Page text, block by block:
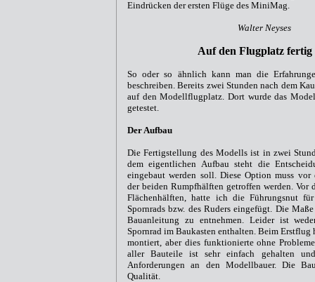
Eindrücken der ersten Flüge des MiniMag.
Walter Neyses
Auf den Flugplatz fertig
So oder so ähnlich kann man die
beschreiben. Bereits zwei Stunden nach dem
auf den Modellflugplatz. Dort wurde das
getestet.
Der Aufbau
Die Fertigstellung des Modells ist in zwei
dem eigentlichen Aufbau steht die
eingebaut werden soll. Diese Option muss vor
der beiden Rumpfhälften getroffen werden. Vor
Flächenhälften, hatte ich die Führungsnut
Spornrads bzw. des Ruders eingefügt. Die
Bauanleitung zu entnehmen. Leider ist
Spornrad im Baukasten enthalten. Beim Erstflug
montiert, aber dies funktionierte ohne
aller Bauteile ist sehr einfach gehalten
Anforderungen an den Modellbauer. Die
Qualität.